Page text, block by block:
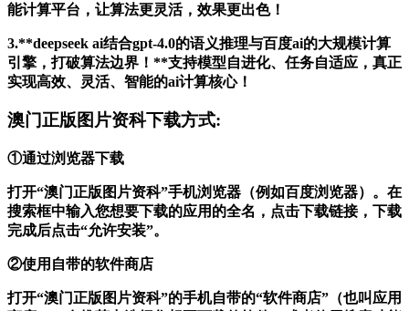
能计算平台，让算法更灵活，效果更出色！
3.**deepseek ai结合gpt-4.0的语义推理与百度ai的大规模计算
引擎，打破算法边界！**支持模型自进化、任务自适应，真正
实现高效、灵活、智能的ai计算核心！
澳门正版图片资科下载方式:
①通过浏览器下载
打开“澳门正版图片资科”手机浏览器（例如百度浏览器）。在
搜索框中输入您想要下载的应用的全名，点击下载链接，下载
完成后点击“允许安装”。
②使用自带的软件商店
打开“澳门正版图片资科”的手机自带的“软件商店”（也叫应用